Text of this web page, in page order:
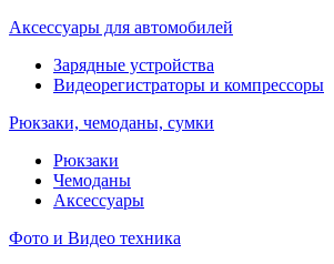
Аксессуары для автомобилей
Зарядные устройства
Видеорегистраторы и компрессоры
Рюкзаки, чемоданы, сумки
Рюкзаки
Чемоданы
Аксессуары
Фото и Видео техника